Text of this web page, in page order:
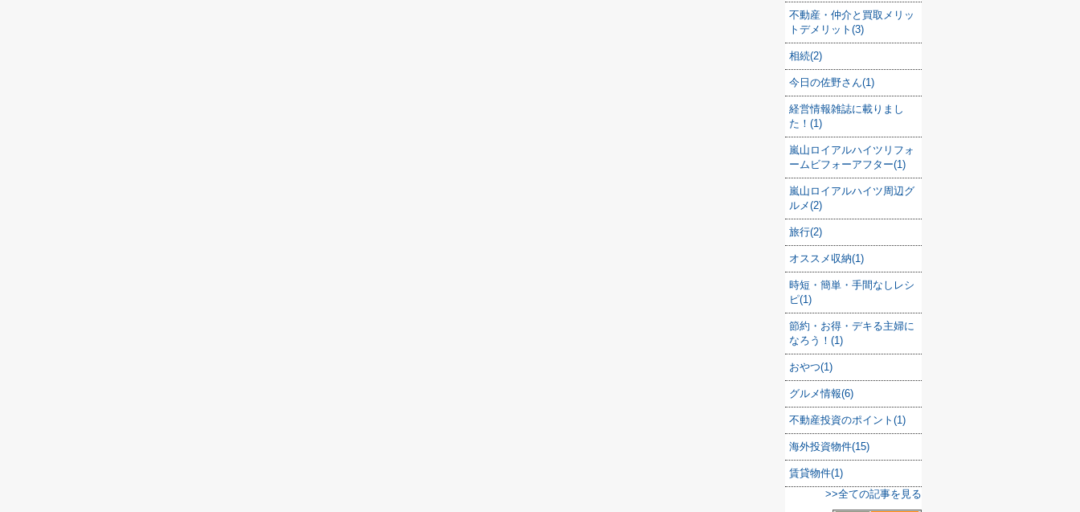
不動産・仲介と買取メリッ
トデメリット(3)
相続(2)
今日の佐野さん(1)
経営情報雑誌に載りまし
た！(1)
嵐山ロイアルハイツリフォ
ームビフォーアフター(1)
嵐山ロイアルハイツ周辺グ
ルメ(2)
旅行(2)
オススメ収納(1)
時短・簡単・手間なしレシ
ピ(1)
節約・お得・デキる主婦に
なろう！(1)
おやつ(1)
グルメ情報(6)
不動産投資のポイント(1)
海外投資物件(15)
賃貸物件(1)
>>全ての記事を見る